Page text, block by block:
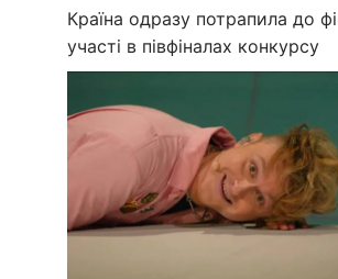
Країна одразу потрапила до
участі в півфіналах конкурсу